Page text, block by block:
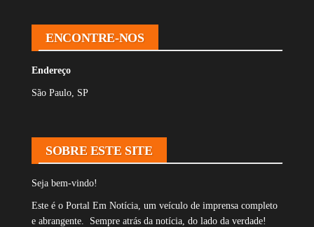
ENCONTRE-NOS
Endereço
São Paulo, SP
SOBRE ESTE SITE
Seja bem-vindo!
Este é o Portal Em Notícia, um veículo de imprensa completo
e abrangente. Sempre atrás da notícia, do lado da verdade!